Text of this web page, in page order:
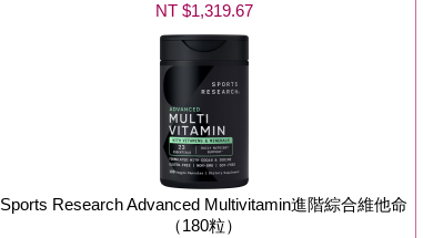
NT $1,319.67
Sports Research Advanced Multivitamin進階綜合維他命
（180粒）